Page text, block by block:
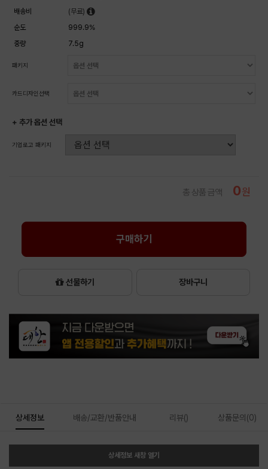
배송비
(무료)
순도
999.9%
중량
7.5g
패키지
카드디자인선택
+ 추가 옵션 선택
기업로고 패키지
총 상품 금액 0원
구매하기
선물하기 장바구니
상세정보 배송/교환/반품안내 리뷰() 상품문의(0)
상세정보 새창 열기